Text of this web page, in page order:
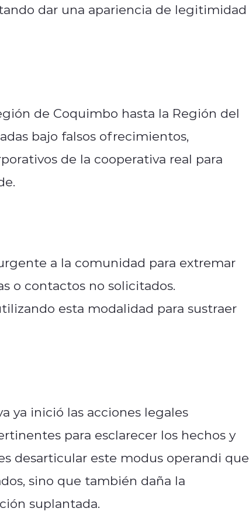
dar una apariencia de legitimidad
de Coquimbo hasta la Región del
bajo falsos ofrecimientos,
de la cooperativa real para
a la comunidad para extremar
o contactos no solicitados.
esta modalidad para sustraer
ya inició las acciones legales
para esclarecer los hechos y
desarticular este modus operandi que
sino que también daña la
suplantada.